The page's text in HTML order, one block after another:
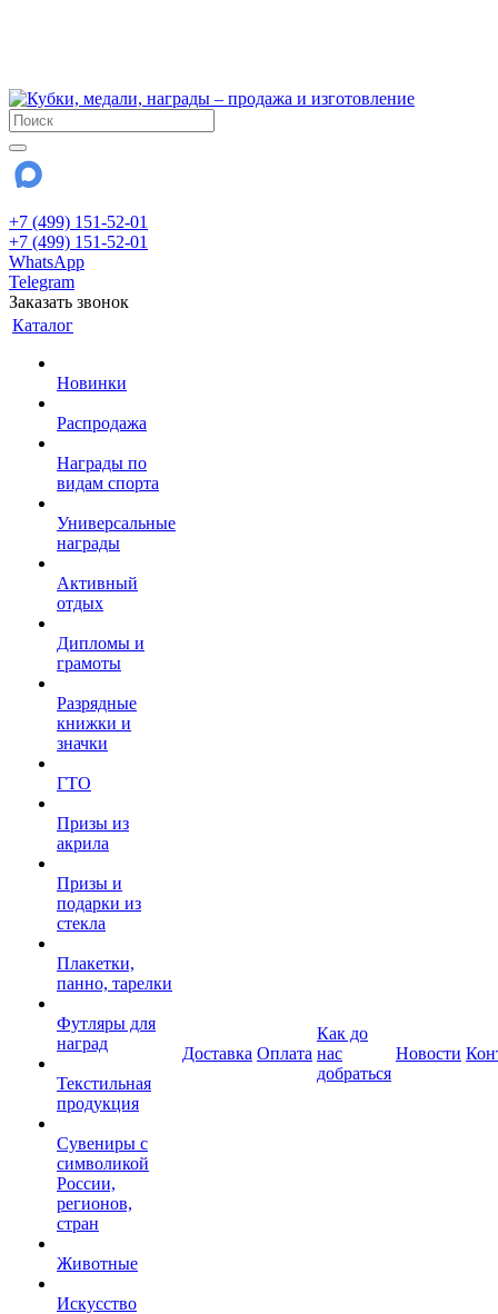
+7 (499) 151-52-01
+7 (499) 151-52-01
WhatsApp
Telegram
Заказать звонок
Каталог
Новинки
Распродажа
Награды по
видам спорта
Универсальные
награды
Активный
отдых
Дипломы и
грамоты
Разрядные
книжки и
значки
ГТО
Призы из
акрила
Призы и
подарки из
стекла
Плакетки,
панно, тарелки
Футляры для
наград
Текстильная
продукция
Сувениры с
символикой
России,
регионов,
стран
Животные
Искусство
Доставка Оплата
Как до
нас
добраться
Новости